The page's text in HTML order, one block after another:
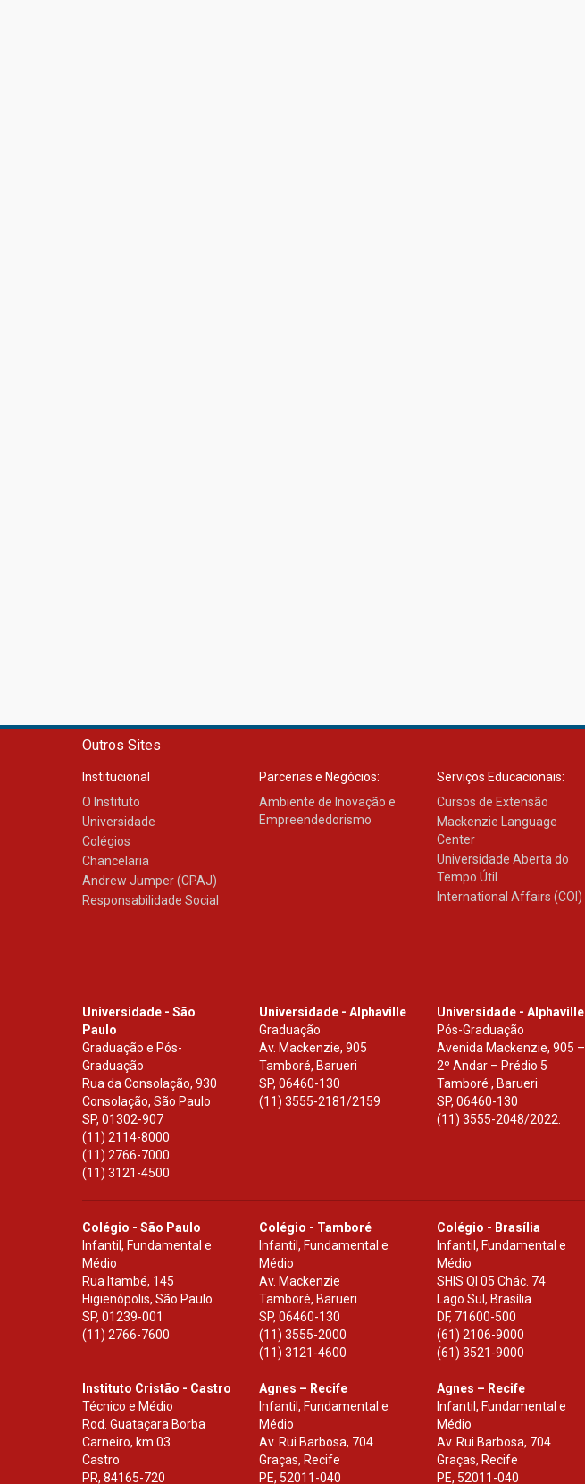
Outros Sites
Institucional
O Instituto
Universidade
Colégios
Chancelaria
Andrew Jumper (CPAJ)
Responsabilidade Social
Parcerias e Negócios:
Ambiente de Inovação e
Empreendedorismo
Serviços Educacionais:
Cursos de Extensão
Mackenzie Language
Center
Universidade Aberta do
Tempo Útil
International Affairs (COI)
Universidade - São
Paulo
Graduação e Pós-
Graduação
Rua da Consolação, 930
Consolação, São Paulo
SP, 01302-907
(11) 2114-8000
(11) 2766-7000
(11) 3121-4500
Universidade - Alphaville
Graduação
Av. Mackenzie, 905
Tamboré, Barueri
SP,06460-130
(11) 3555-2181/2159
Universidade - Alphaville
Pós-Graduação
Avenida Mackenzie, 905 –
2º Andar – Prédio 5
Tamboré , Barueri
SP, 06460-130
(11) 3555-2048/2022.
Colégio - São Paulo
Infantil, Fundamental e
Médio
Rua Itambé, 145
Higienópolis, São Paulo
SP, 01239-001
(11) 2766-7600
Colégio - Tamboré
Infantil, Fundamental e
Médio
Av. Mackenzie
Tamboré, Barueri
SP,06460-130
(11) 3555-2000
(11) 3121-4600
Colégio - Brasília
Infantil, Fundamental e
Médio
SHIS Ql 05 Chác. 74
Lago Sul, Brasília
DF, 71600-500
(61) 2106-9000
(61) 3521-9000
Instituto Cristão - Castro
Técnico e Médio
Rod. Guataçara Borba
Carneiro, km 03
Castro
PR, 84165-720
Agnes – Recife
Infantil, Fundamental e
Médio
Av. Rui Barbosa, 704
Graças, Recife
PE, 52011-040
Agnes – Recife
Infantil, Fundamental e
Médio
Av. Rui Barbosa, 704
Graças, Recife
PE, 52011-040